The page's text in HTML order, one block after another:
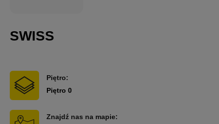
SWISS
Piętro:
Piętro 0
Znajdź nas na mapie: